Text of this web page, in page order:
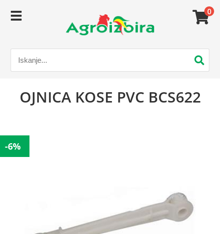
0
OJNICA KOSE PVC BCS622
-6%